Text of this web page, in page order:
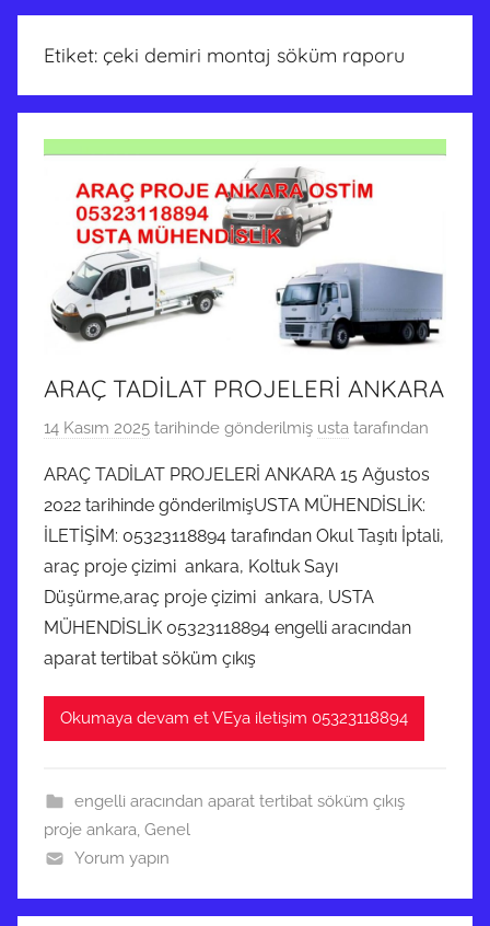
Etiket: çeki demiri montaj söküm raporu
ARAÇ TADİLAT PROJELERİ ANKARA
14 Kasım 2025 tarihinde gönderilmiş usta tarafından
ARAÇ TADİLAT PROJELERİ ANKARA 15 Ağustos
2022 tarihinde gönderilmişUSTA MÜHENDİSLİK:
İLETİŞİM: 05323118894 tarafından Okul Taşıtı İptali,
araç proje çizimi ankara, Koltuk Sayı
Düşürme,araç proje çizimi ankara, USTA
MÜHENDİSLİK 05323118894 engelli aracından
aparat tertibat söküm çıkış
Okumaya devam et VEya iletişim 05323118894
engelli aracından aparat tertibat söküm çıkış
proje ankara, Genel
Yorum yapın